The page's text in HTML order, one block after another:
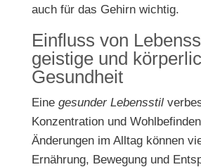
auch für das Gehirn wichtig.
Einfluss von
geistige und
Gesundheit
Eine gesunder Lebensstil
Konzentration und
Änderungen im Alltag können
Ernährung, Bewegung und